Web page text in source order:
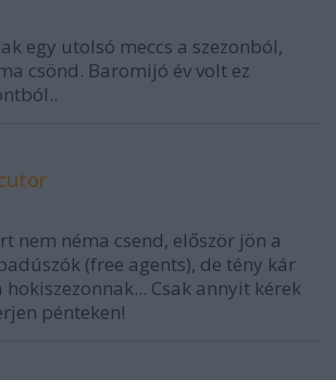
egy utolsó meccs a szezonból,
csönd. Baromijó év volt ez
nem néma csend, először jön a
(free agents), de tény kár
hokiszezonnak... Csak annyit kérek
pénteken!